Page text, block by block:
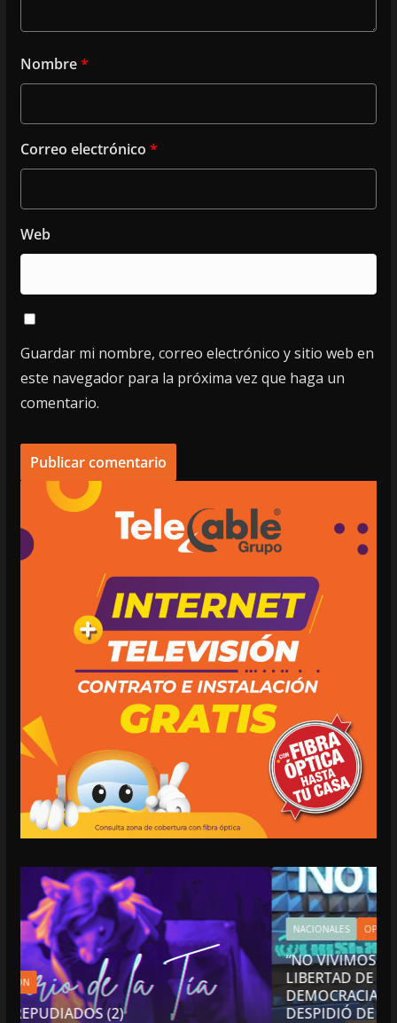
Nombre*
Correo electrónico *
Web
Guardar mi nombre, correo electrónico y sitio web en
este navegador para la próxima vez que haga un
comentario.
NACIONALES OPINIÓN
“NO VIVIMOS BUENOS TIEMPOS PARA LA
LIBERTAD DE EXPRESIÓN NI PARA LA
DEMOCRACIA EN MÉXICO”: LUIS CÁRDENAS;
DESPIDIÓ DE MVS